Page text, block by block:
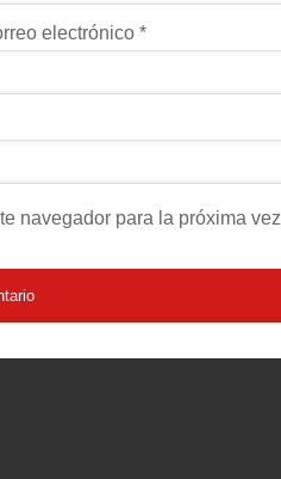
electrónico *
navegador para la próxima